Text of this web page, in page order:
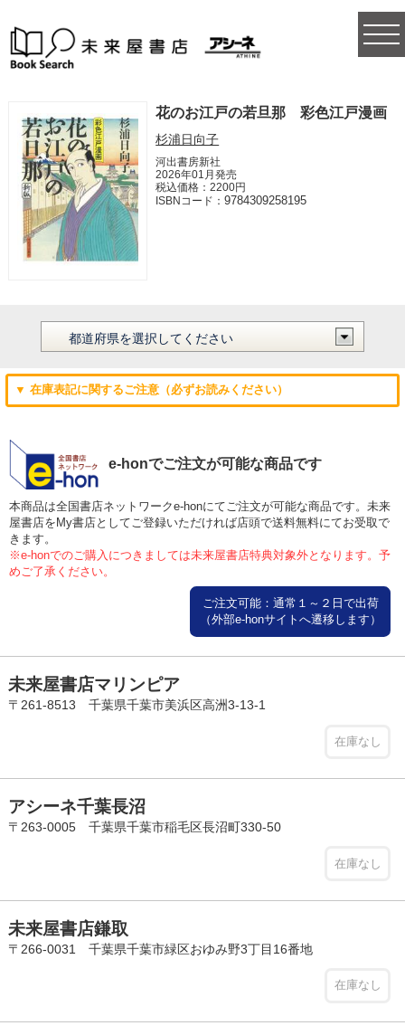
花のお江戸の若旦那 彩色江戸漫画
杉浦日向子
河出書房新社
2026年01月発売
税込価格：2200円
ISBNコード：9784309258195
▼ 在庫表記に関するご注意（必ずお読みください）
e-honでご注文が可能な商品です
本商品は全国書店ネットワークe-honにてご注文が可能な商品です。未来
屋書店をMy書店としてご登録いただければ店頭で送料無料にてお受取で
きます。
※e-honでのご購入につきましては未来屋書店特典対象外となります。予
めご了承ください。
ご注文可能：通常１～２日で出荷
（外部e-honサイトへ遷移します）
未来屋書店マリンピア
〒261-8513 千葉県千葉市美浜区高洲3-13-1
在庫なし
アシーネ千葉長沼
〒263-0005 千葉県千葉市稲毛区長沼町330-50
在庫なし
未来屋書店鎌取
〒266-0031 千葉県千葉市緑区おゆみ野3丁目16番地
在庫なし